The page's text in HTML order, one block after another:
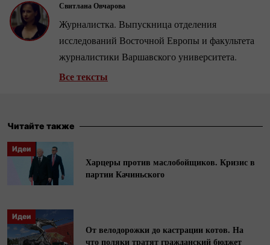
Свитлана Овчарова
Журналистка. Выпускница отделения
исследований Восточной Европы и факультета
журналистики Варшавского университета.
Все тексты
Читайте также
Идеи
Харцеры против маслобойщиков. Кризис в
партии Качиньского
Идеи
От велодорожки до кастрации котов. На
что поляки тратят гражданский бюджет